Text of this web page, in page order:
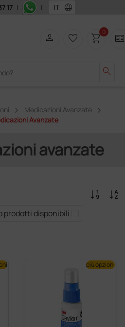
17 | | language
search
person favorite_border shopping_cart0 two_pager
Medicazioni Avanzate
Avanzate
avanzate
prodotti disponibili
più opzioni